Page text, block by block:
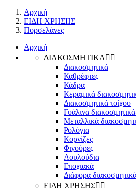
Αρχική
ΕΙΔΗ ΧΡΗΣΗΣ
Πορσελάνες
Αρχική
ΔΙΑΚΟΣΜΗΤΙΚΑ  
Διακοσμητικά
Καθρέφτες
Κάδρα
Κεραμικά
Διακοσμητικά τοίχου
Γυάλινα
Μεταλλικά
Ρολόγια
Κορνίζες
Φιγούρες
Λουλούδια
Εποχιακά
Διάφορα διακοσμητικά
ΕΙΔΗ ΧΡΗΣΗΣ 